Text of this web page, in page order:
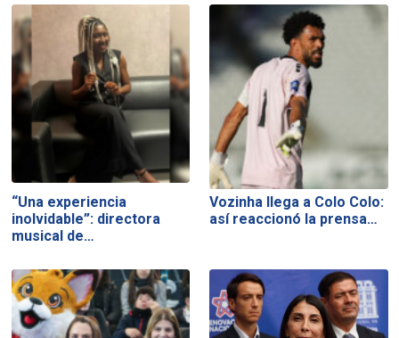
“Una experiencia
inolvidable”: directora
musical de…
Vozinha llega a Colo Colo:
así reaccionó la prensa…